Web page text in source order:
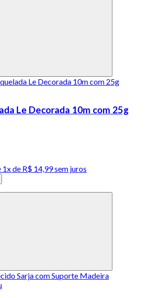
Le Decorada 10m com 25g
1x de R$ 14,99sem juros